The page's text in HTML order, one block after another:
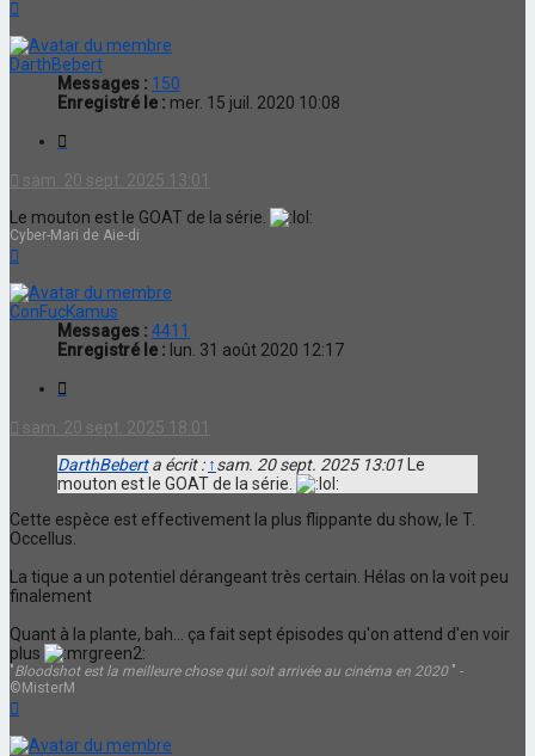
DarthBebert
Messages : 150
Enregistré le : mer. 15 juil. 2020 10:08
sam. 20 sept. 2025 13:01
Le mouton est le GOAT de la série.
Cyber-Mari de Aie-di
ConFucKamus
Messages : 4411
Enregistré le : lun. 31 août 2020 12:17
sam. 20 sept. 2025 18:01
DarthBeberta écrit : ↑sam. 20 sept. 2025 13:01Le
mouton est le GOAT de la série.
Cette espèce est effectivement la plus flippante du show, le T.
Occellus.
La tique a un potentiel dérangeant très certain. Hélas on la voit peu
finalement
Quant à la plante, bah... ça fait sept épisodes qu'on attend d'en voir
plus
"Bloodshot est la meilleure chose qui soit arrivée au cinéma en 2020 " -
©MisterM